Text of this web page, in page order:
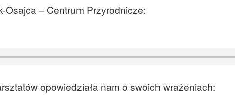
– Centrum Przyrodnicze:
opowiedziała nam o swoich wrażeniach: